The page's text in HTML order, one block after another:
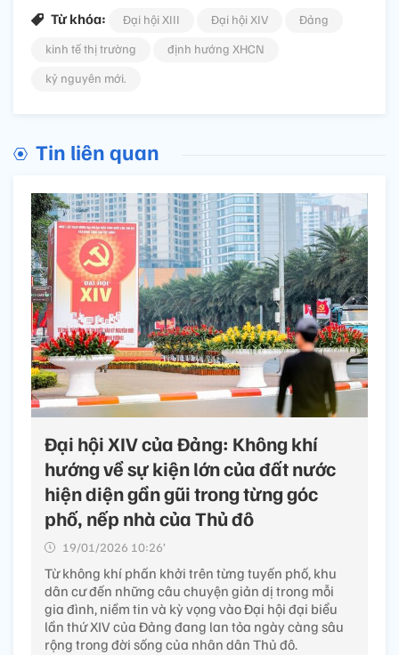
Từ khóa: Đại hội XIII Đại hội XIV
Đảng
kinh tế thị trường
định hướng XHCN
kỷ nguyên mới.
Tin liên quan
Đại hội XIV của Đảng: Không khí
hướng về sự kiện lớn của đất nước
hiện diện gần gũi trong từng góc
phố, nếp nhà của Thủ đô
19/01/2026 10:26’
Từ không khí phấn khởi trên từng tuyến phố, khu
dân cư đến những câu chuyện giản dị trong mỗi
gia đình, niềm tin và kỳ vọng vào Đại hội đại biểu
lần thứ XIV của Đảng đang lan tỏa ngày càng sâu
rộng trong đời sống của nhân dân Thủ đô.